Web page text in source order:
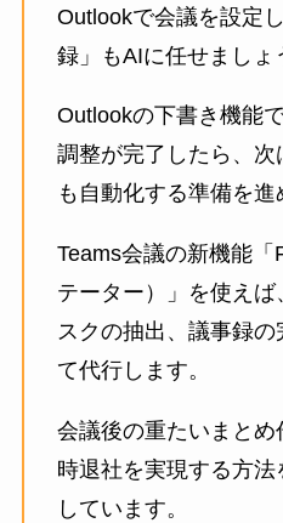
Outlookで会議を設定
録」もAIに任せましょ
Outlookの下書き機能
調整が完了したら、
も自動化する準備を進
Teams会議の新機能「
テーター）」を使えば
スクの抽出、議事録
て代行します。
会議後の重たいまとめ
時退社を実現する方
しています。